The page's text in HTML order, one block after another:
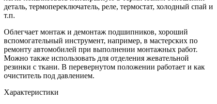
деталь, термопереключатель, реле, термостат, холодный спай и
т.п.
Облегчает монтаж и демонтаж подшипников, хороший
вспомогательный инструмент, например, в мастерских по
ремонту автомобилей при выполнении монтажных работ.
Можно также использовать для отделения жевательной
резинки с ткани. В перевернутом положении работает и как
очиститель под давлением.
Характеристики